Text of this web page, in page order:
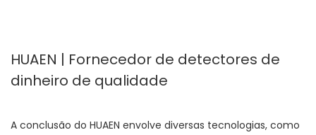
HUAEN | Fornecedor de detectores de
dinheiro de qualidade
A conclusão do HUAEN envolve diversas tecnologias, como